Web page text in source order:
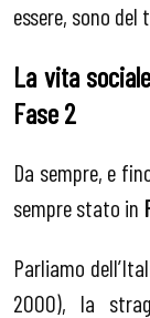
essere, sono
La vita
Fase 2
Da sempre, e
sempre stato in
Parliamo
2000), la